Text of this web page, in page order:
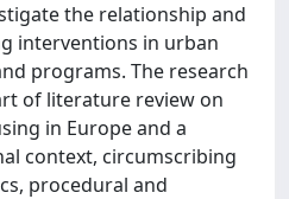
the relationship and
interventions in urban
programs. The research
of literature review on
in Europe and a
context, circumscribing
procedural and